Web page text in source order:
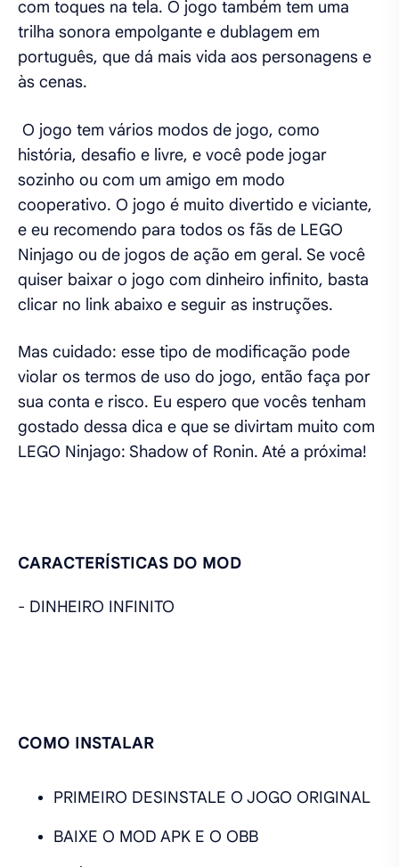
com toques na tela. O jogo também tem uma
trilha sonora empolgante e dublagem em
português, que dá mais vida aos personagens e
às cenas.
O jogo tem vários modos de jogo, como
história, desafio e livre, e você pode jogar
sozinho ou com um amigo em modo
cooperativo. O jogo é muito divertido e viciante,
e eu recomendo para todos os fãs de LEGO
Ninjago ou de jogos de ação em geral. Se você
quiser baixar o jogo com dinheiro infinito, basta
clicar no link abaixo e seguir as instruções.
Mas cuidado: esse tipo de modificação pode
violar os termos de uso do jogo, então faça por
sua conta e risco. Eu espero que vocês tenham
gostado dessa dica e que se divirtam muito com
LEGO Ninjago: Shadow of Ronin. Até a próxima!
CARACTERÍSTICAS DO MOD
- DINHEIRO INFINITO
COMO INSTALAR
PRIMEIRO DESINSTALE O JOGO ORIGINAL
BAIXE O MOD APK E O OBB